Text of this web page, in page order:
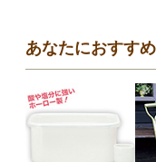
あなたにおすす